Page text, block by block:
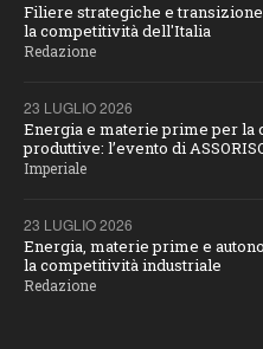
Filiere strategiche e
la competitività dell'Italia
Redazione
23 LUGLIO 2026
Energia e materie prime per
produttive: l’evento di
Imperiale
23 LUGLIO 2026
Energia, materie prime e
la competitività industriale
Redazione